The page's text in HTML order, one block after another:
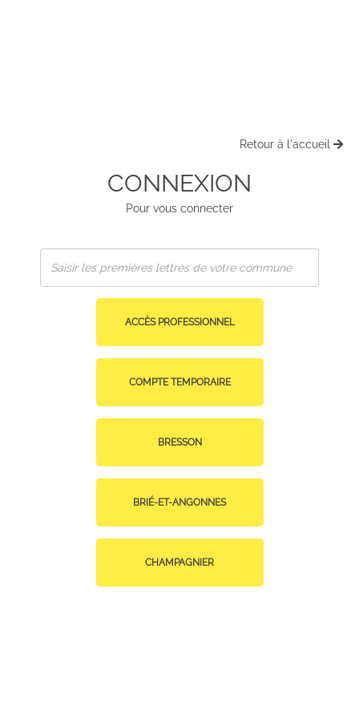
Retour à l'accueil
CONNEXION
Pour vous connecter
ACCÈS PROFESSIONNEL
COMPTE TEMPORAIRE
BRESSON
BRIÉ-ET-ANGONNES
CHAMPAGNIER